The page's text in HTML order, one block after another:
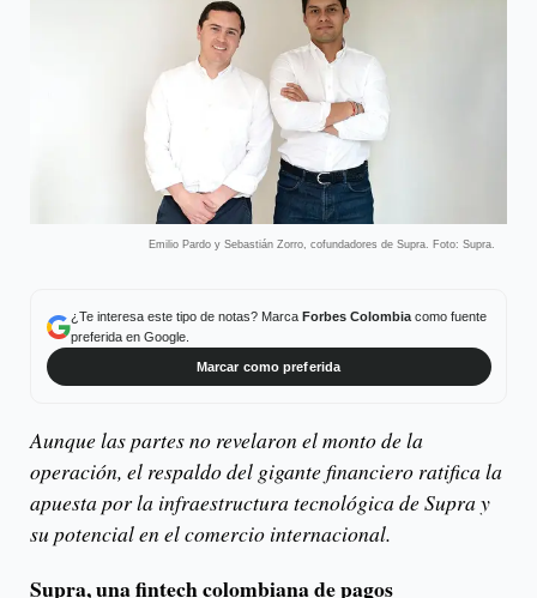
Emilio Pardo y Sebastián Zorro, cofundadores de Supra. Foto: Supra.
¿Te interesa este tipo de notas? Marca Forbes Colombiacomo fuente
preferida en Google.
Marcar como preferida
Aunque las partes no revelaron el monto de la
operación, el respaldo del gigante financiero ratifica la
apuesta por la infraestructura tecnológica de Supra y
su potencial en el comercio internacional.
Supra, una fintech colombiana de pagos